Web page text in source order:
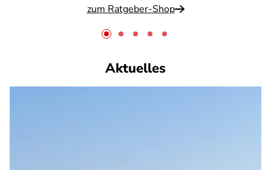
zum Ratgeber-Shop
Aktuelles